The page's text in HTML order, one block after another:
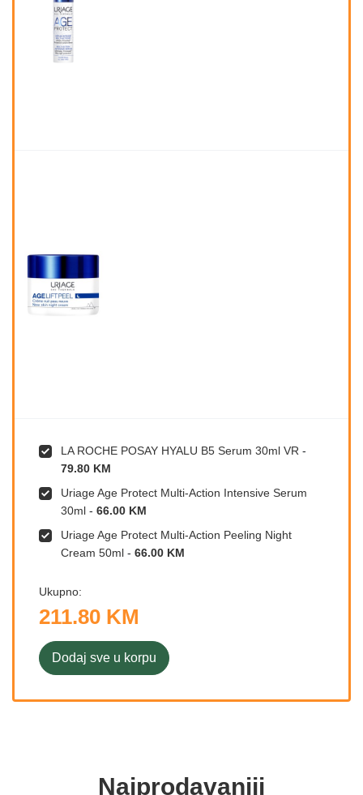
LA ROCHE POSAY HYALU B5 Serum 30ml VR -
79.80 KM
Uriage Age Protect Multi-Action Intensive Serum
30ml - 66.00 KM
Uriage Age Protect Multi-Action Peeling Night
Cream 50ml - 66.00 KM
Ukupno:
211.80 KM
Dodaj sve u korpu
Najprodavaniji